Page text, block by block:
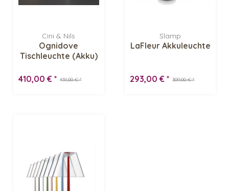
Cini & Nils
Ognidove
Tischleuchte (Akku)
431,00 € *
410,00 € *
Slamp
LaFleur Akkuleuchte
309,00 € *
293,00 € *